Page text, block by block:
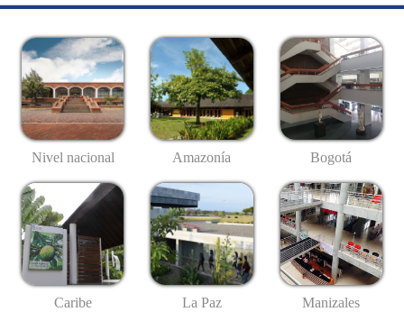
Nivel nacional Amazonía Bogotá
Caribe La Paz Manizales